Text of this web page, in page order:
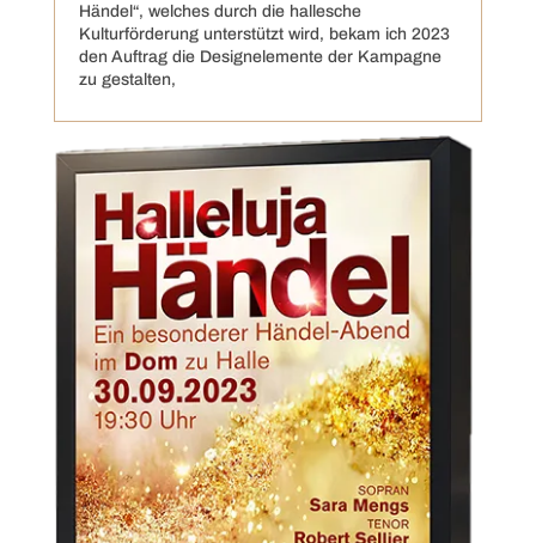
Händel“, welches durch die hallesche
Kulturförderung unterstützt wird, bekam ich 2023
den Auftrag die Designelemente der Kampagne
zu gestalten,